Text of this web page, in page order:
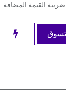
القيمة المضافة